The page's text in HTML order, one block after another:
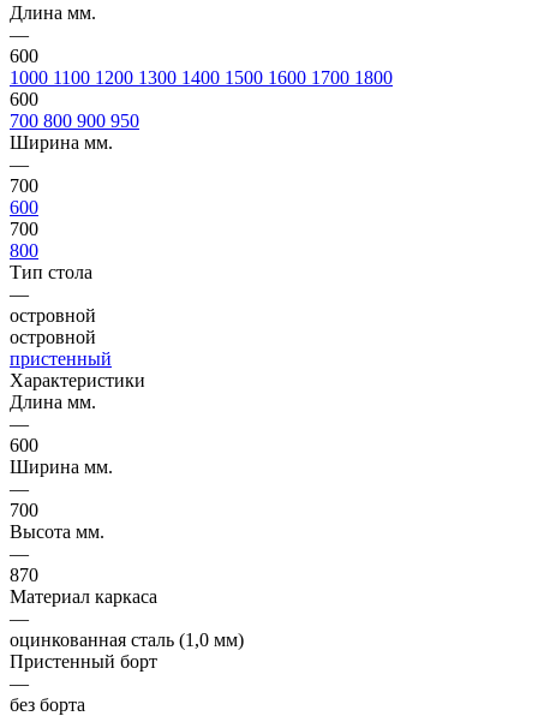
Длина мм.
—
600
1000 1100 1200 1300 1400 1500 1600 1700 1800
600
700 800 900 950
Ширина мм.
—
700
600
700
800
Тип стола
—
островной
островной
пристенный
Характеристики
Длина мм.
—
600
Ширина мм.
—
700
Высота мм.
—
870
Материал каркаса
—
оцинкованная сталь (1,0 мм)
Пристенный борт
—
без борта